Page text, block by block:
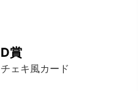
D賞
チェキ風カード